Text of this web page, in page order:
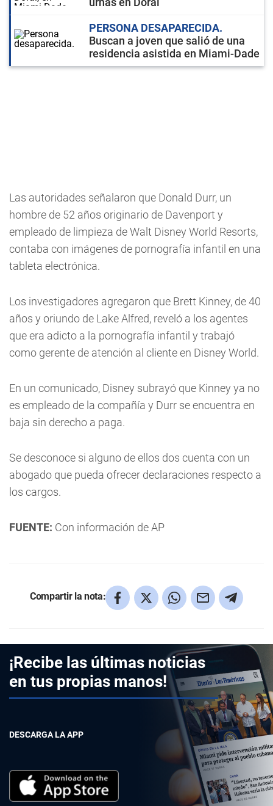
PERSONA DESAPARECIDA
Buscan a joven que salió de una
residencia asistida en Miami-Dade
Las autoridades señalaron que Donald Durr, un
hombre de 52 años originario de Davenport y
empleado de limpieza de Walt Disney World Resorts,
contaba con imágenes de pornografía infantil en una
tableta electrónica.
Los investigadores agregaron que Brett Kinney, de 40
años y oriundo de Lake Alfred, reveló a los agentes
que era adicto a la pornografía infantil y trabajó
como gerente de atención al cliente en Disney World.
En un comunicado, Disney subrayó que Kinney ya no
es empleado de la compañía y Durr se encuentra en
baja sin derecho a paga.
Se desconoce si alguno de ellos dos cuenta con un
abogado que pueda ofrecer declaraciones respecto a
los cargos.
FUENTE: Con información de AP
Compartir la nota:
¡Recibe las últimas noticias
en tus propias manos!
DESCARGA LA APP